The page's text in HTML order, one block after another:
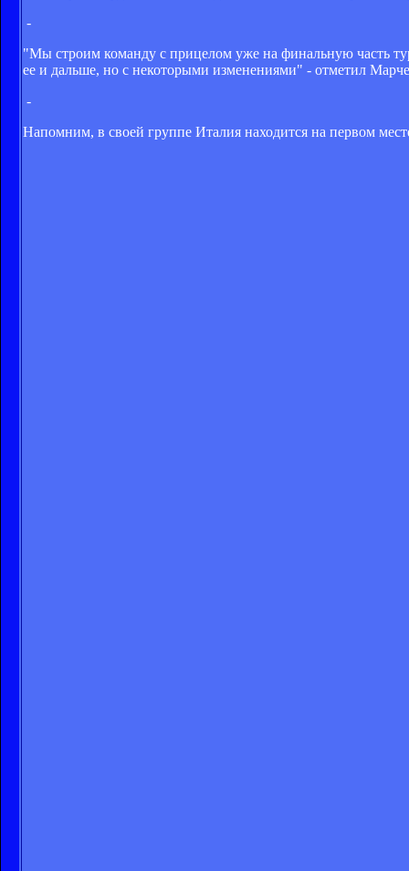
-
"Мы строим команду с прицелом уже на финальную часть
ее и дальше, но с некоторыми изменениями" - отметил
-
Напомним, в своей группе Италия находится на первом